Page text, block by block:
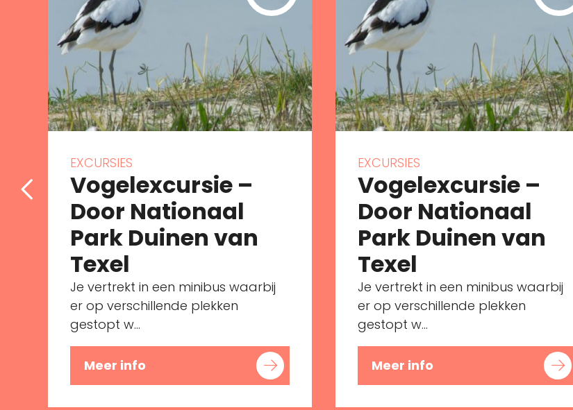
EXCURSIES
Vogelexcursie –
Door Nationaal
Park Duinen van
Texel
Je vertrekt in een minibus waarbij
er op verschillende plekken
gestopt w...
Meer info
EXCURSIES
Vogelexcursie –
Door Nationaal
Park Duinen van
Texel
Je vertrekt in een minibus waarbij
er op verschillende plekken
gestopt w...
Meer info